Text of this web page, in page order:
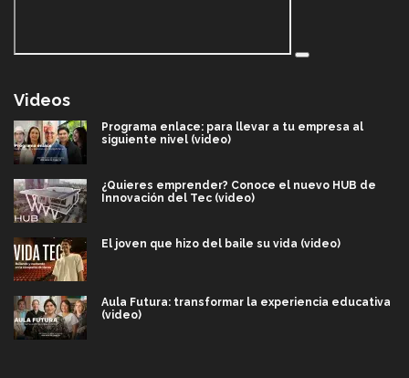
Videos
Programa enlace: para llevar a tu empresa al
siguiente nivel (video)
¿Quieres emprender? Conoce el nuevo HUB de
Innovación del Tec (video)
El joven que hizo del baile su vida (video)
Aula Futura: transformar la experiencia educativa
(video)